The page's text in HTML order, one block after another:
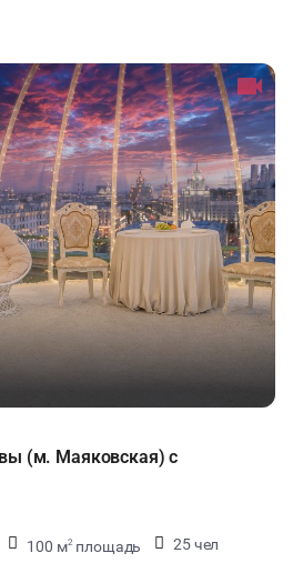
(м. Маяковская) с
100 м2 площадь
25 чел